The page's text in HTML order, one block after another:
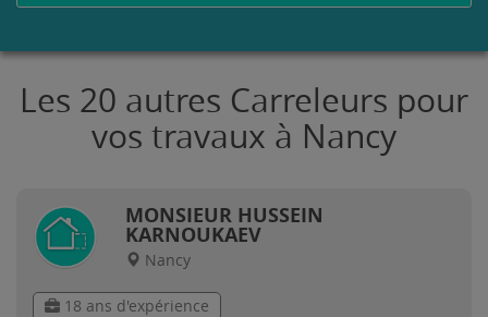
Les 20 autres Carreleurs pour
vos travaux à Nancy
MONSIEUR HUSSEIN
KARNOUKAEV
Nancy
18 ans d'expérience